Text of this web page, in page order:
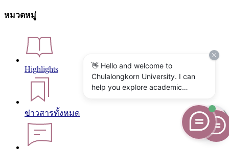
หมวดหมู่
Highlights
ข่าวสารทั้งหมด
👋 Hello and welcome to
Chulalongkorn University. I can
help you explore academic